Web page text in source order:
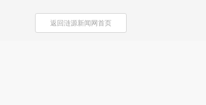
返回涟源新闻网首页